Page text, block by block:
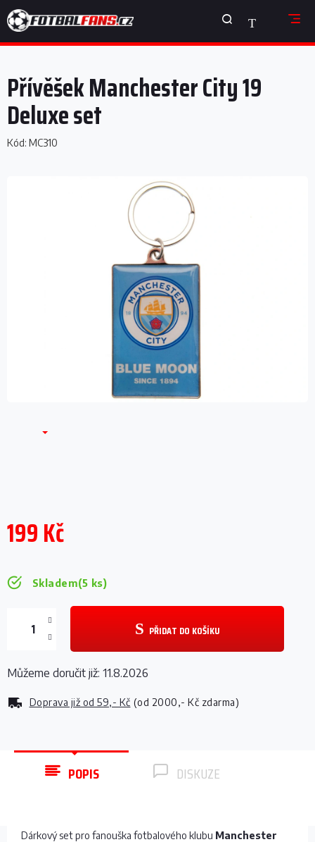
na
obsah
NÁKUPNÍ
KOŠÍK
Přívěšek Manchester City 19
Deluxe set
Kód: MC310
199 Kč
Skladem(5 ks)
Doprava již od 59,- Kč (od 2000,- Kč zdarma)
PŘIDAT DO KOŠÍKU
Můžeme doručit již: 11.8.2026
POPIS DISKUZE
Dárkový set pro fanouška fotbalového klubu Manchester